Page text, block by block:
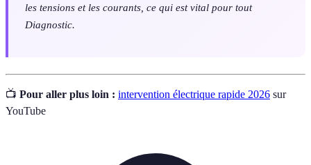
les tensions et les courants, ce qui est vital pour tout
Diagnostic.
📺 Pour aller plus loin : intervention électrique rapide 2026 sur
YouTube